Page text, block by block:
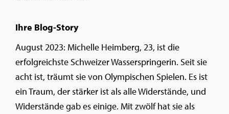
Ihre Blog-Story
August 2023: Michelle Heimberg, 23, ist die
erfolgreichste Schweizer Wasserspringerin. Seit sie
acht ist, träumt sie von Olympischen Spielen. Es ist
ein Traum, der stärker ist als alle Widerstände, und
Widerstände gab es einige. Mit zwölf hat sie als